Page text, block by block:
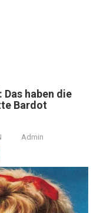
haben die
Bardot
Admin